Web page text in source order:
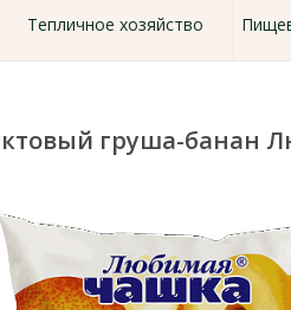
Тепличное хозяйство
груша-банан